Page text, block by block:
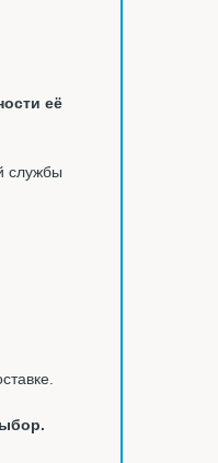
её
службы